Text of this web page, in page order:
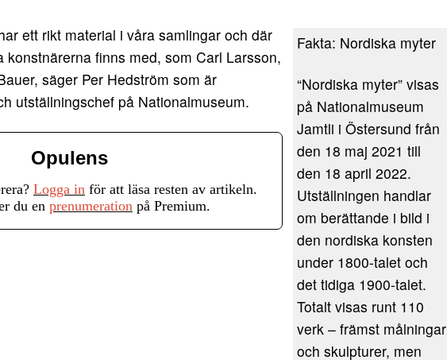
Fakta: Nordiska myter
“Nordiska myter” visas
på Nationalmuseum
Jamtli i Östersund från
den 18 maj 2021 till
den 18 april 2022.
Utställningen handlar
om berättande i bild i
den nordiska konsten
under 1800-talet och
det tidiga 1900-talet.
Totalt visas runt 110
verk – främst målningar
och skulpturer, men
ett rikt material i våra samlingar och där
konstnärerna finns med, som Carl Larsson,
säger Per Hedström som är
utställningschef på Nationalmuseum.
Opulens
Logga in för att läsa resten av artikeln.
du en prenumeration på Premium.